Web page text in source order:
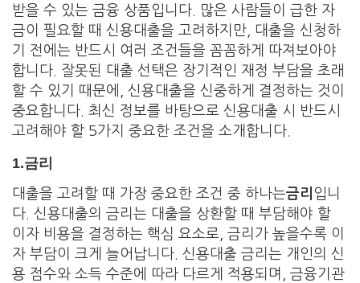
받을 수 있는 금융 상품입니다. 많은 사람들이 급한 자
금이 필요할 때 신용대출을 고려하지만, 대출을 신청하
기 전에는 반드시 여러 조건들을 꼼꼼하게 따져보아야
합니다. 잘못된 대출 선택은 장기적인 재정 부담을 초래
할 수 있기 때문에, 신용대출을 신중하게 결정하는 것이
중요합니다. 최신 정보를 바탕으로 신용대출 시 반드시
고려해야 할 5가지 중요한 조건을 소개합니다.
1.금리
대출을 고려할 때 가장 중요한 조건 중 하나는금리 입니
다. 신용대출의 금리는 대출을 상환할 때 부담해야 할
이자 비용을 결정하는 핵심 요소로, 금리가 높을수록 이
자 부담이 크게 늘어납니다. 신용대출 금리는 개인의 신
용 점수와 소득 수준에 따라 다르게 적용되며, 금융기관